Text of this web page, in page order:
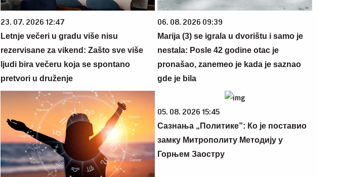
23. 07. 2026 12:47
Letnje večeri u gradu više nisu
rezervisane za vikend: Zašto sve više
ljudi bira večeru koja se spontano
pretvori u druženje
06. 08. 2026 09:39
Marija (3) se igrala u dvorištu i samo je
nestala: Posle 42 godine otac je
pronašao, zanemeo je kada je saznao
gde je bila
05. 08. 2026 15:45
Сазнања „Политике”: Ко је поставио
замку Митрополиту Методију у
Горњем Заостру